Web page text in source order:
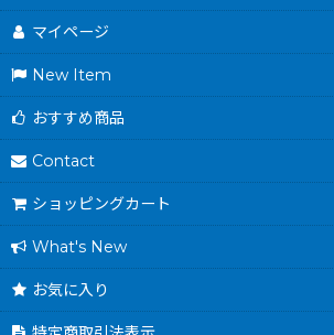
マイページ
New Item
おすすめ商品
Contact
ショッピングカート
What's New
お気に入り